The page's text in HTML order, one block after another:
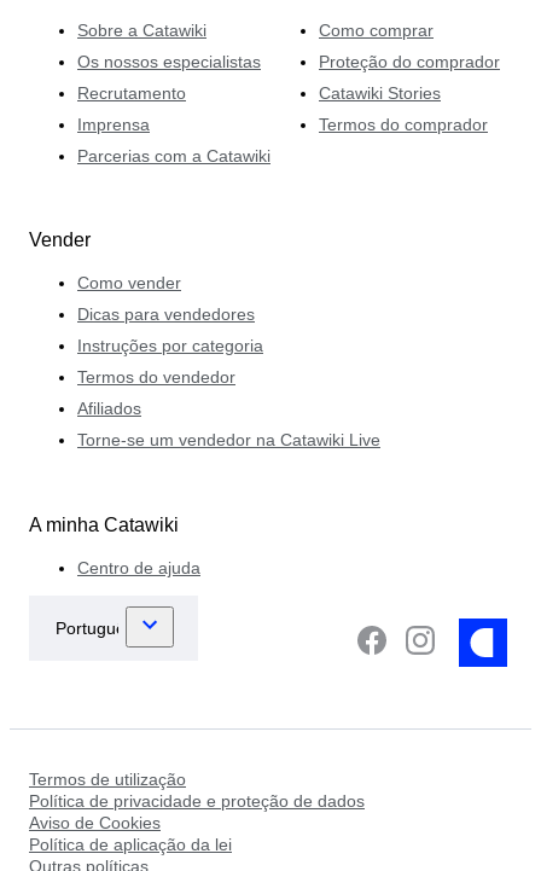
Sobre a Catawiki
Os nossos especialistas
Recrutamento
Imprensa
Parcerias com a Catawiki
Como comprar
Proteção do comprador
Catawiki Stories
Termos do comprador
Vender
Como vender
Dicas para vendedores
Instruções por categoria
Termos do vendedor
Afiliados
Torne-se um vendedor na Catawiki Live
A minha Catawiki
Centro de ajuda
Termos de utilização
Política de privacidade e proteção de dados
Aviso de Cookies
Política de aplicação da lei
Outras políticas